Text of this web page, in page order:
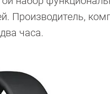
Производитель,
часа.